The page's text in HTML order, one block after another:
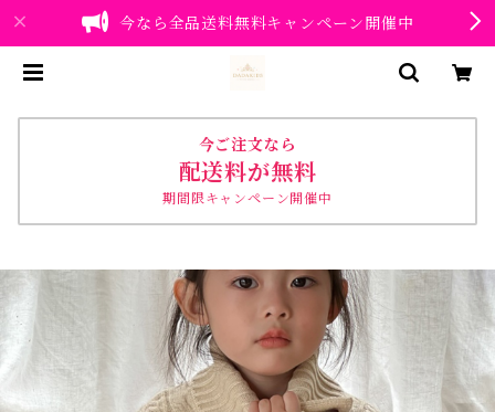
今なら全品送料無料キャンペーン開催中
今ご注文なら
配送料が無料
期間限キャンペーン開催中